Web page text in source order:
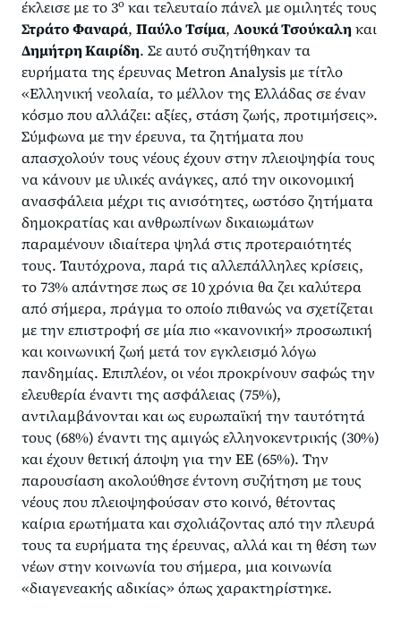
έκλεισε με το 3ο και τελευταίο πάνελ με ομιλητές τους
Στράτο Φαναρά, Παύλο Τσίμα, Λουκά Τσούκαληκαι
Δημήτρη Καιρίδη. Σε αυτό συζητήθηκαν τα
ευρήματα της έρευνας Metron Analysis με τίτλο
«Ελληνική νεολαία, το μέλλον της Ελλάδας σε έναν
κόσμο που αλλάζει: αξίες, στάση ζωής, προτιμήσεις».
Σύμφωνα με την έρευνα, τα ζητήματα που
απασχολούν τους νέους έχουν στην πλειοψηφία τους
να κάνουν με υλικές ανάγκες, από την οικονομική
ανασφάλεια μέχρι τις ανισότητες, ωστόσο ζητήματα
δημοκρατίας και ανθρωπίνων δικαιωμάτων
παραμένουν ιδιαίτερα ψηλά στις προτεραιότητές
τους. Ταυτόχρονα, παρά τις αλλεπάλληλες κρίσεις,
το 73% απάντησε πως σε 10 χρόνια θα ζει καλύτερα
από σήμερα, πράγμα το οποίο πιθανώς να σχετίζεται
με την επιστροφή σε μία πιο «κανονική» προσωπική
και κοινωνική ζωή μετά τον εγκλεισμό λόγω
πανδημίας. Επιπλέον, οι νέοι προκρίνουν σαφώς την
ελευθερία έναντι της ασφάλειας (75%),
αντιλαμβάνονται και ως ευρωπαϊκή την ταυτότητά
τους (68%) έναντι της αμιγώς ελληνοκεντρικής (30%)
και έχουν θετική άποψη για την ΕΕ (65%). Την
παρουσίαση ακολούθησε έντονη συζήτηση με τους
νέους που πλειοψηφούσαν στο κοινό, θέτοντας
καίρια ερωτήματα και σχολιάζοντας από την πλευρά
τους τα ευρήματα της έρευνας, αλλά και τη θέση των
νέων στην κοινωνία του σήμερα, μια κοινωνία
«διαγενεακής αδικίας» όπως χαρακτηρίστηκε.